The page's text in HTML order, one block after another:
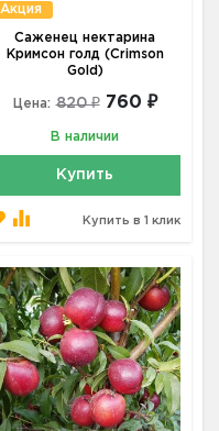
Акция
Саженец нектарина
Кримсон голд (Crimson
Gold)
Цена: 820 ₽ 760 ₽
В наличии
Купить
Купить в 1 клик